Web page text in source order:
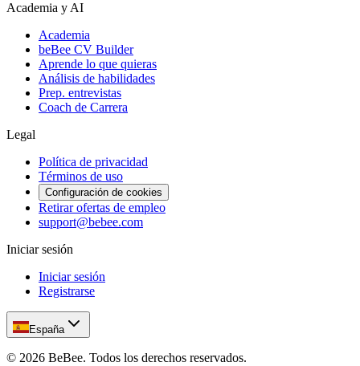
Academia y AI
Academia
beBee CV Builder
Aprende lo que quieras
Análisis de habilidades
Prep. entrevistas
Coach de Carrera
Legal
Política de privacidad
Términos de uso
Configuración de cookies
Retirar ofertas de empleo
support@bebee.com
Iniciar sesión
Iniciar sesión
Registrarse
España
© 2026 BeBee. Todos los derechos reservados.